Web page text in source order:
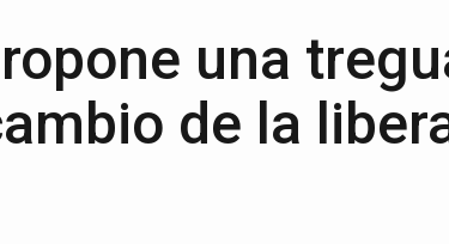
una
de la